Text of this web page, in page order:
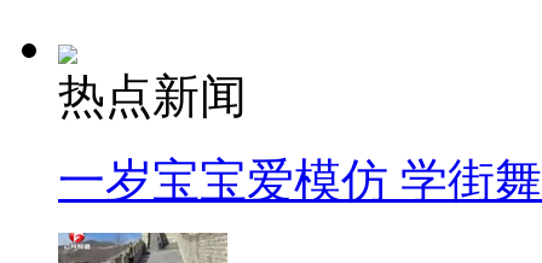
热点新闻
一岁宝宝爱模仿 学街